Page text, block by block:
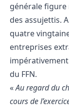
générale figure
des assujettis.
quatre
entreprises
impérativement
du FFN.
«Au regard du
cours de